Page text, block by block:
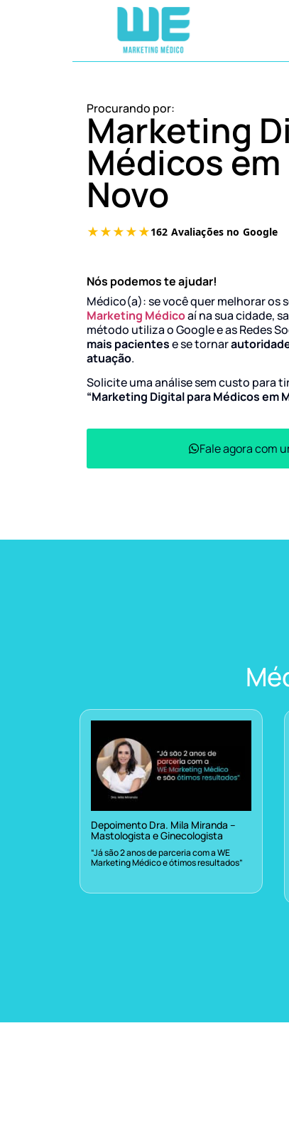
Procurando por:
Marketing
Médicos
Novo
Nós podemos te ajudar!
Médico(a): se você quer melhorar os
Marketing Médicoaí na sua cidade,
método utiliza o Google e as Redes
mais pacientese se tornar
atuação.
Solicite uma análise sem custo para
“Marketing Digital para Médicos em
Fale agora com
Depoimento Dra. Mila Miranda –
Mastologista e Ginecologista
“Já são 2 anos de parceria com a WE
Marketing Médico e ótimos resultados”